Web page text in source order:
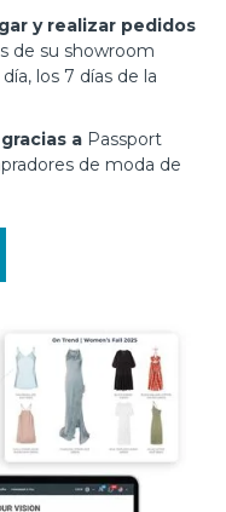
y realizar pedidos
de su showroom
los 7 días de la
a Passport
de moda de